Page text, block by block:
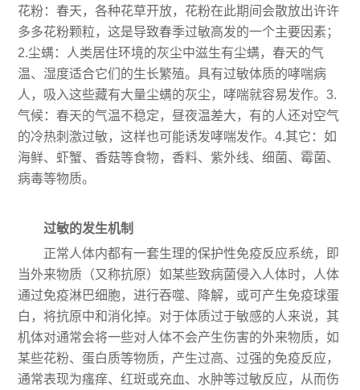
花粉：春天，各种花草开放，花粉在此期间会散放出许许
多多花粉颗粒，这是导致春季过敏高发的一个主要因素；
2.尘螨：人类居住环境的灰尘中滋生有尘螨，春天的气
温、湿度适合它们的生长繁殖。具有过敏体质的哮喘病
人，吸入这些藏有大量尘螨的灰尘，哮喘就容易发作。3.
气候：春天的气温不稳定，昼夜温差大，有的人还对空气
的冷热刺激过敏，这样也可能诱发哮喘发作。4.其它：如
海鲜、虾蟹、香菇等食物，香料、紫外线、细菌、霉菌、
病毒等物质。
过敏的发生机制
正常人体内都有一套生理的保护性免疫反应系统，即
当外来物质（又称抗原）如某些致病菌侵入人体时，人体
通过免疫淋巴细胞，进行吞噬、降解，或可产生免疫球蛋
白，将抗原中和消化掉。对于体质过于敏感的人来说，其
机体对通常会将一些对人体不会产生伤害的外来物质，如
某些花粉、蛋白质等物质，产生过高、过强的免疫反应，
通常表现为瘙痒、红斑或充血、水肿等过敏反应，从而伤